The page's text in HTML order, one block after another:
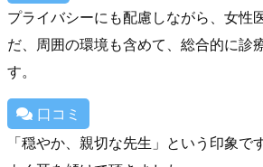
プライバシーにも配慮しながら、女性
だ、周囲の環境も含めて、総合的に診
す。
口コミ
「穏やか、親切な先生」という印象で